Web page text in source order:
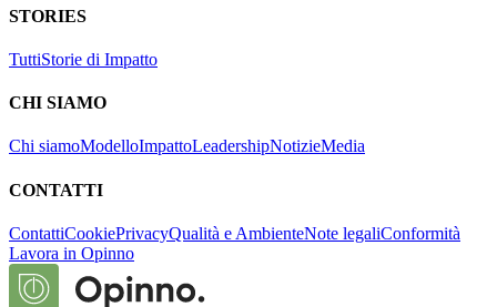
STORIES
TuttiStorie di Impatto
CHI SIAMO
Chi siamoModelloImpattoLeadershipNotizieMedia
CONTATTI
ContattiCookiePrivacyQualità e AmbienteNote legaliConformità
Lavora in Opinno